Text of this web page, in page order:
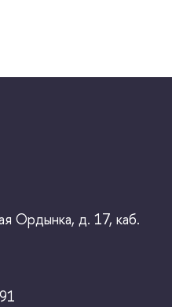
Ордынка, д. 17, каб.